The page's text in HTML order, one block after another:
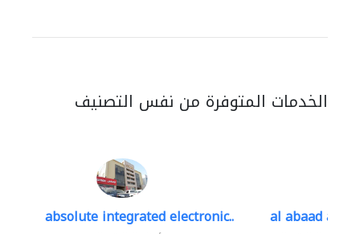
الخدمات المتوفرة من نفس التصنيف
absolute integrated electronic.. al abaad al..